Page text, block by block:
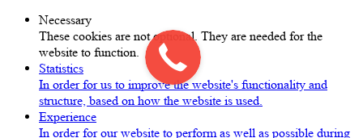
Necessary
These cookies are not optional. They are needed for the
website to function.
Statistics
In order for us to improve the website's functionality and
structure, based on how the website is used.
Experience
In order for our website to perform as well as possible during